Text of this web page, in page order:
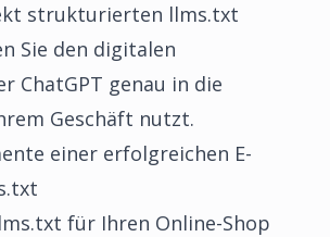
strukturierten llms.txt
Sie den digitalen
ChatGPT genau in die
Geschäft nutzt.
einer erfolgreichen E-
für Ihren Online-Shop